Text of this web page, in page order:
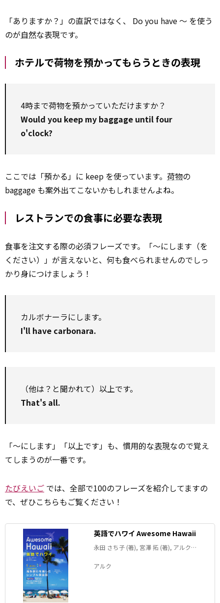
「ありますか？」の直訳ではなく、 Do you have ～ を使う
のが自然な表現です。
ホテルで荷物を預かってもらうときの表現
4時まで荷物を預かっていただけますか？
Would you keep my baggage until four
o'clock?
ここでは「預かる」に keep を使っています。 荷物の
baggage も案外出てこないかもしれませんよね。
レストランでの食事に必要な表現
食事を注文する際の必須フレーズです。「～にします（を
ください）」が言えないと、何も食べられませんのでしっ
かり身につけましょう！
カルボナーラにします。
I'll have carbonara.
（他は？と聞かれて）以上です。
That's all.
「～にします」「以上です」も、慣用的な表現なので覚え
てしまうのが一番です。
たびえいご では、全部で100のフレーズを紹介してますの
で、ぜひこちらもご覧ください！
英語でハワイ Awesome Hawaii
永田 さち子 (著), 宮澤 拓 (著), アルク
アルク